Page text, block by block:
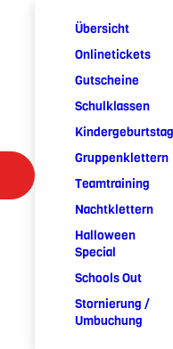
Übersicht
Onlinetickets
Gutscheine
Schulklassen
Kindergeburtstag
Gruppenklettern
Teamtraining
Nachtklettern
Halloween
Special
Schools Out
Stornierung /
Umbuchung